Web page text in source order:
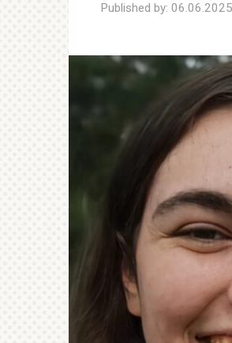
Published by: 06.06.2025